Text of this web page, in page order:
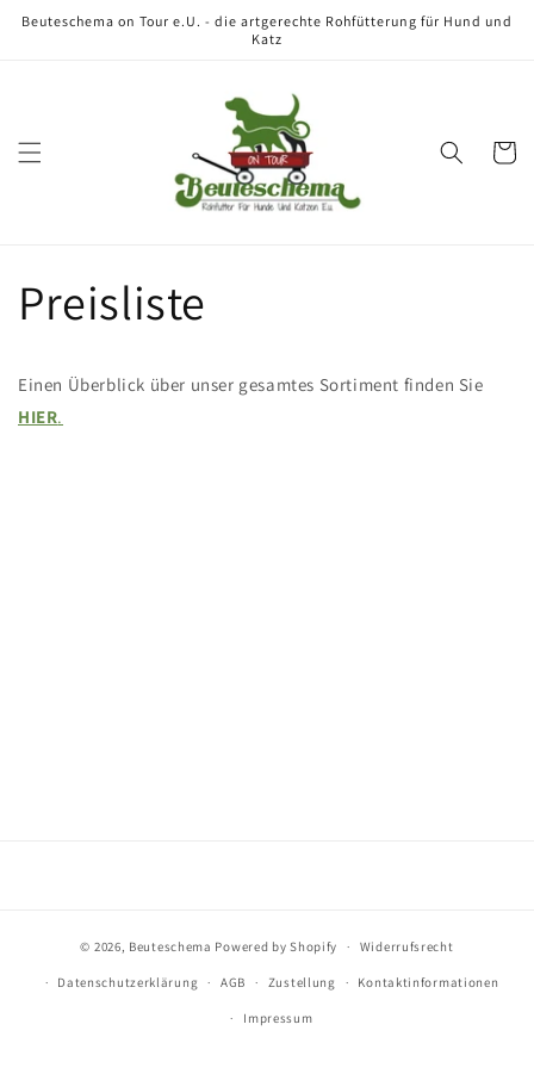
zum
Beuteschema on Tour e.U. - die artgerechte Rohfütterung für Hund und
Katz
Preisliste
Einen Überblick über unser gesamtes Sortiment finden Sie
HIER.
© 2026, Beuteschema Powered by Shopify Widerrufsrecht
Datenschutzerklärung AGB Zustellung Kontaktinformationen
Impressum